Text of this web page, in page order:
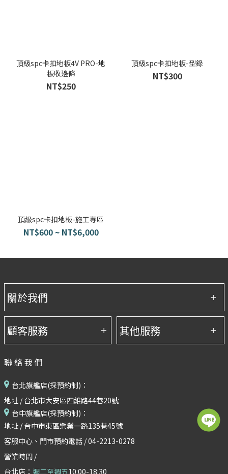
頂級spc卡扣地板4V PRO-地
板收邊條
NT$250
頂級spc卡扣地板-型錄
NT$300
頂級spc卡扣地板-施工專區
NT$600 ~ NT$6,000
聯絡我們
台北旗艦店(採預約制)：
地址 / 台北市大安區四維路44巷20號
台中旗艦店(採預約制)：
地址 / 台中市東區樂業一路135巷45號
客服中心、門市預約電話 / 04-2213-0278
營業時間 /
台北店： 週二至週五10:00-18:30